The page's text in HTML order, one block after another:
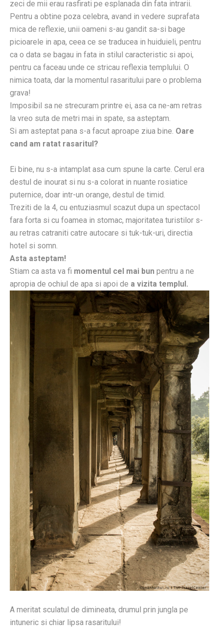
zeci de mii erau rasfirati pe esplanada din fata intrarii.
Pentru a obtine poza celebra, avand in vedere suprafata
mica de reflexie, unii oameni s-au gandit sa-si bage
picioarele in apa, ceea ce se traducea in huiduieli, pentru
ca o data se bagau in fata in stilul caracteristic si apoi,
pentru ca faceau unde ce stricau reflexia templului. O
nimica toata, dar la momentul rasaritului pare o problema
grava!
Imposibil sa ne strecuram printre ei, asa ca ne-am retras
la vreo suta de metri mai in spate, sa asteptam.
Si am asteptat pana s-a facut aproape ziua bine. Oare
cand am ratat rasaritul?
Ei bine, nu s-a intamplat asa cum spune la carte. Cerul era
destul de inourat si nu s-a colorat in nuante rosiatice
puternice, doar intr-un orange, destul de timid.
Treziti de la 4, cu entuziasmul scazut dupa un spectacol
fara forta si cu foamea in stomac, majoritatea turistilor s-
au retras catraniti catre autocare si tuk-tuk-uri, directia
hotel si somn.
Asta asteptam!
Stiam ca asta va fi momentul cel mai bun pentru a ne
apropia de ochiul de apa si apoi de a vizita templul.
A meritat sculatul de dimineata, drumul prin jungla pe
intuneric si chiar lipsa rasaritului!